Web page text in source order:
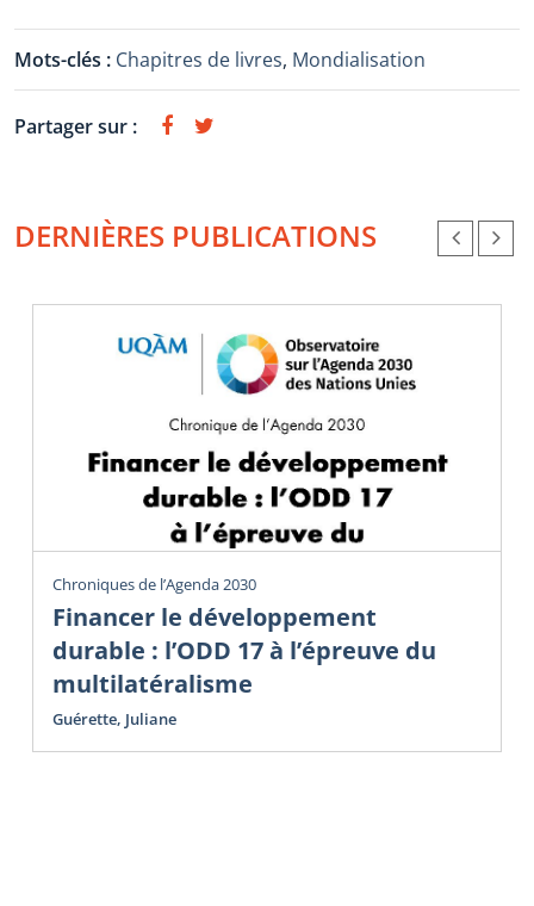
Mots-clés : Chapitres de livres, Mondialisation
Partager sur :
DERNIÈRES PUBLICATIONS
Chroniques de l’Agenda 2030
Financer le développement
durable : l’ODD 17 à l’épreuve du
multilatéralisme
Guérette, Juliane